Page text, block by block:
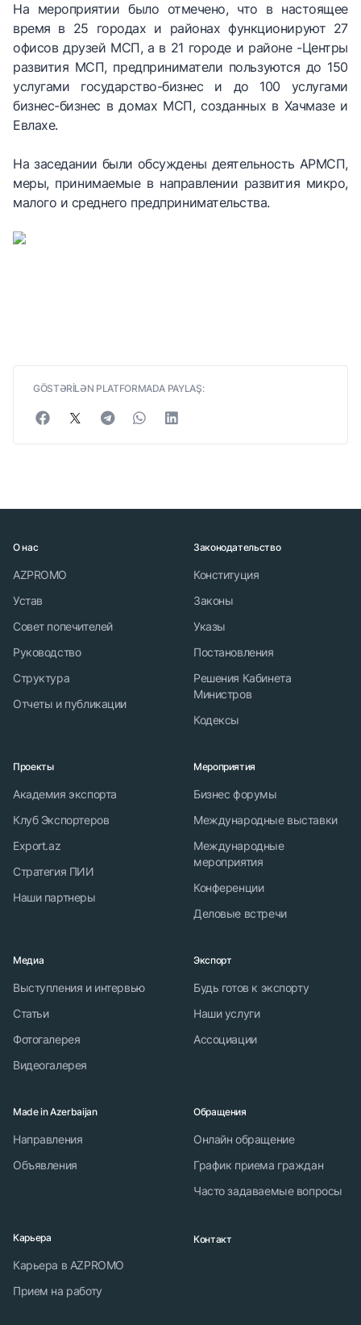
На мероприятии было отмечено, что в настоящее
время в 25 городах и районах функционируют 27
офисов друзей МСП, а в 21 городе и районе -Центры
развития МСП, предприниматели пользуются до 150
услугами государство-бизнес и до 100 услугами
бизнес-бизнес в домах МСП, созданных в Хачмазе и
Евлахе.
На заседании были обсуждены деятельность АРМСП,
меры, принимаемые в направлении развития микро,
малого и среднего предпринимательства.
GÖSTƏRİLƏN PLATFORMADA PAYLAŞ:
О нас
AZPROMO
Устав
Совет попечителей
Руководство
Структура
Отчеты и публикации
Законодательство
Конституция
Законы
Указы
Постановления
Решения Кабинета
Министров
Кодексы
Проекты
Академия экспорта
Клуб Экспортеров
Export.az
Стратегия ПИИ
Наши партнеры
Мероприятия
Бизнес форумы
Международные выставки
Международные
мероприятия
Конференции
Деловые встречи
Медиа
Выступления и интервью
Статьи
Фотогалерея
Видеогалерея
Экспорт
Будь готов к экспорту
Наши услуги
Ассоциации
Made in Azerbaijan
Направления
Объявления
Обращения
Онлайн обращение
График приема граждан
Часто задаваемые вопросы
Карьера
Карьера в AZPROMO
Прием на работу
Контакт